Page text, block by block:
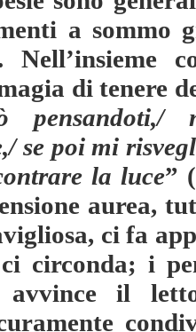
a sommo
di tenere
se poi mi
la luce”
aurea,
ci fa
circonda; i
avvince il